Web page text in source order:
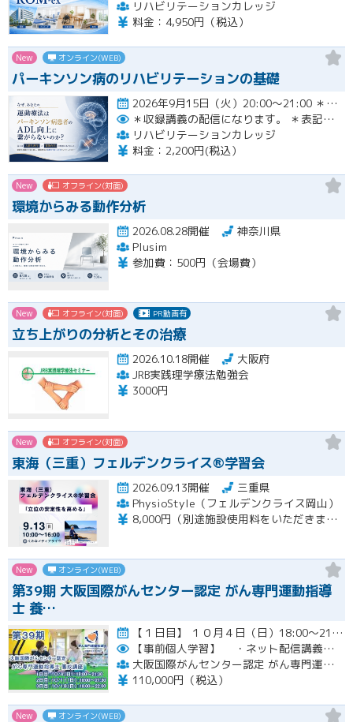
リハビリテーションカレッジ
料金：4,950円（税込）
New オンライン(WEB)
パーキンソン病のリハビリテーションの基礎
2026年9月15日（火）20:00〜21:00 ＊収録講義の配信になります。 ＊表記された日時に限定して…開催
＊収録講義の配信になります。
＊表記された日時に限定して配信します。
リハビリテーションカレッジ
料金：2,200円(税込）
New オフライン(対面)
環境からみる動作分析
2026.08.28開催
神奈川県
Plusim
参加費：500円（会場費）
New オフライン(対面) PR動画有
立ち上がりの分析とその治療
2026.10.18開催
大阪府
JRB実践理学療法勉強会
3000円
New オフライン(対面)
東海（三重）フェルデンクライス®学習会
2026.09.13開催
三重県
PhysioStyle（フェルデンクライス岡山）
8,000円（別途施設使用料をいただきます）
New オンライン(WEB)
第39期 大阪国際がんセンター認定 がん専門運動指導
士 養…
【１日目】 １０月４日（日）18:00～21:30 ［ 集合学習の内容 ］ ① 開講式 ② カウンセリングの実…開催
【事前個人学習】
・ネット配信講義の動画ＵＲＬをお知らせします。
大阪国際がんセンター認定 がん専門運動指導士 事務局
110,000円（税込）
New オンライン(WEB)